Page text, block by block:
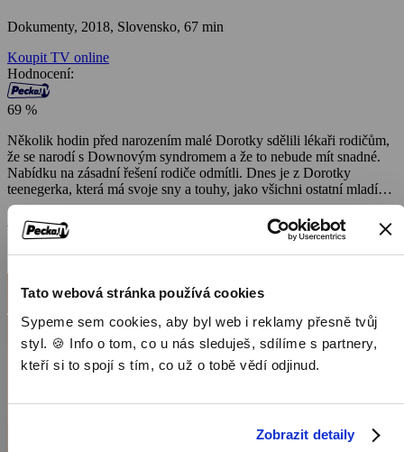
Tato webová stránka používá cookies
Sypeme sem cookies, aby byl web i reklamy přesně tvůj
styl. 🍪 Info o tom, co u nás sleduješ, sdílíme s partnery,
kteří si to spojí s tím, co už o tobě vědí odjinud.
Zobrazit detaily
Dokumenty, 2018, Slovensko, 67 min
Koupit TV online
Hodnocení:
69 %
Několik hodin před narozením malé Dorotky sdělili lékaři rodičům,
že se narodí s Downovým syndromem a že to nebude mít snadné.
Nabídku na zásadní řešení rodiče odmítli. Dnes je z Dorotky
teenegerka, která má svoje sny a touhy, jako všichni ostatní mladí
lidé v jejím věku. Jeden ale vyčnívá. Chce se stát slavnou herečkou.
Zobrazit více